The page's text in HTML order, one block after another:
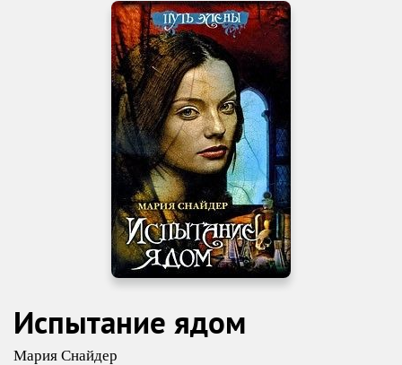
Испытание ядом
Мария Снайдер